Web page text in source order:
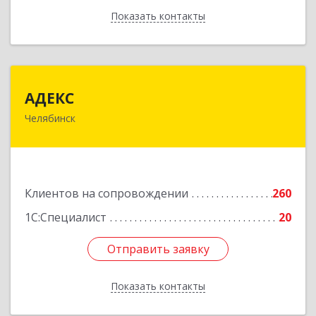
Показать контакты
Назад
АДЕКС
Челябинск
Клиентов на сопровождении
260
1С:Специалист
20
Отправить заявку
Показать контакты
454080, Челябинская обл, Челябинск г, Смирных
Отправить заявку
Назад